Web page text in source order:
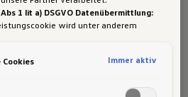
die das Unlimited Paket
die in den
grundlegenden
1 lit a) DSGVO Datenübermittlung:
wird unter anderem
dort an die Google LLC) weitergibt.
Immer aktiv